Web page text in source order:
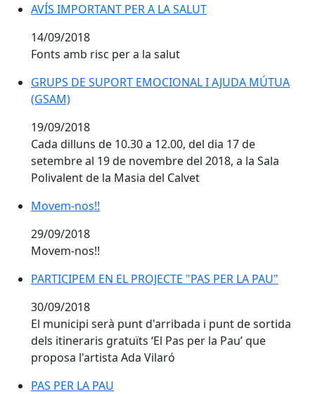
AVÍS IMPORTANT PER A LA SALUT
AVÍS IMPORTANT PER A LA SALUT
14/09/2018
Fonts amb risc per a la salut
GRUPS DE SUPORT EMOCIONAL I AJUDA MÚTUA
GRUPS DE SUPORT EMOCIONAL I AJUDA MÚTUA
(GSAM)
19/09/2018
Cada dilluns de 10.30 a 12.00, del dia 17 de
setembre al 19 de novembre del 2018, a la Sala
Polivalent de la Masia del Calvet
Movem-nos!!
Movem-nos!!
29/09/2018
Movem-nos!!
PARTICIPEM EN EL PROJECTE "PAS PER LA PAU"
PARTICIPEM EN EL PROJECTE "PAS PER LA PAU"
30/09/2018
El municipi serà punt d'arribada i punt de sortida
dels itineraris gratuïts ‘El Pas per la Pau’ que
proposa l'artista Ada Vilaró
PAS PER LA PAU